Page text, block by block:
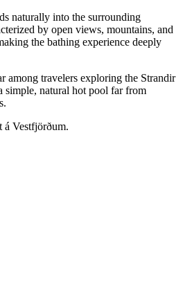
naturally into the surrounding
by open views, mountains, and
the bathing experience deeply
among travelers exploring the Strandir
simple, natural hot pool far from
á Vestfjörðum.